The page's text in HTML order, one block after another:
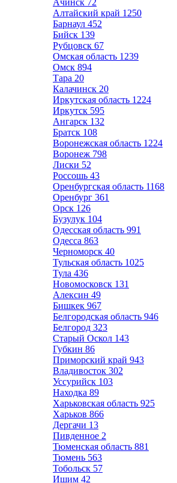
Ачинск 72
Алтайский край 1250
Барнаул 452
Бийск 139
Рубцовск 67
Омская область 1239
Омск 894
Тара 20
Калачинск 20
Иркутская область 1224
Иркутск 595
Ангарск 132
Братск 108
Воронежская область 1224
Воронеж 798
Лиски 52
Россошь 43
Оренбургская область 1168
Оренбург 361
Орск 126
Бузулук 104
Одесская область 991
Одесса 863
Черноморск 40
Тульская область 1025
Тула 436
Новомосковск 131
Алексин 49
Бишкек 967
Белгородская область 946
Белгород 323
Старый Оскол 143
Губкин 86
Приморский край 943
Владивосток 302
Уссурийск 103
Находка 89
Харьковская область 925
Харьков 866
Дергачи 13
Пивденное 2
Тюменская область 881
Тюмень 563
Тобольск 57
Ишим 42